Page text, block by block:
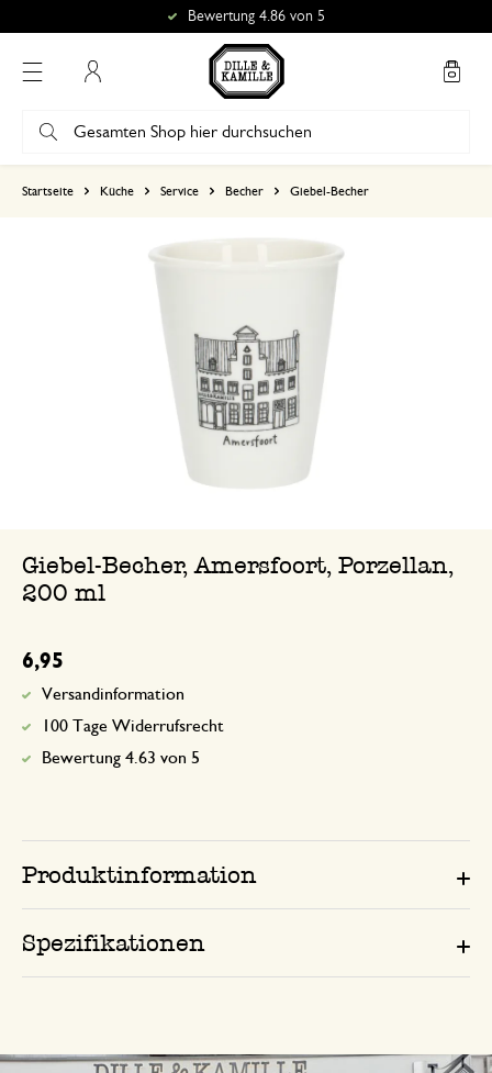
Bewertung 4.86 von 5
Startseite Küche Service Becher Giebel-Becher
Giebel-Becher, Amersfoort, Porzellan,
200 ml
6,95
Versandinformation
100 Tage Widerrufsrecht
Bewertung 4.63 von 5
Produktinformation
Spezifikationen